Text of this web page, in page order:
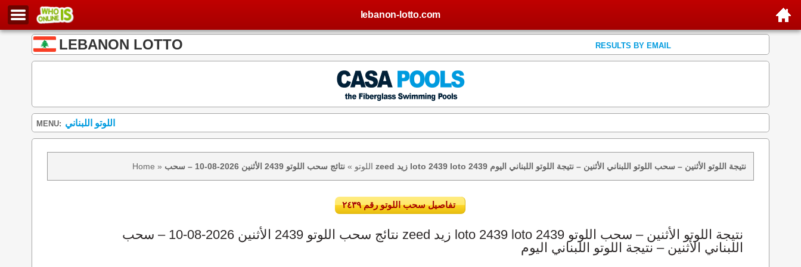
lebanon-lotto.com
LEBANON LOTTO RESULTS BY EMAIL
MENU: اللوتو اللبناني
Home » اللوتو » نتائج سحب اللوتو 2439 الأثنين 2026-08-10 – سحب zeed زيد loto 2439 loto 2439 نتيجة اللوتو الأثنين – سحب اللوتو اللبناني الأثنين – نتيجة اللوتو اللبناني اليوم
تفاصيل سحب اللوتو رقم ٢٤٣٩
نتائج سحب اللوتو 2439 الأثنين 2026-08-10 – سحب zeed زيد loto 2439 loto 2439 نتيجة اللوتو الأثنين – سحب اللوتو
اللبناني الأثنين – نتيجة اللوتو اللبناني اليوم